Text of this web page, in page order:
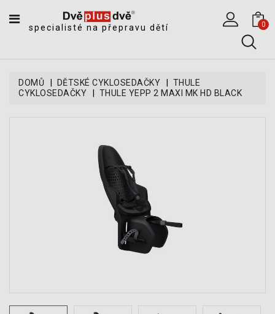
DĚTSKÉ
specialisté na přepravu dětí 0
DOMŮ DĚTSKÉ CYKLOSEDAČKY
THULE
CYKLOSEDAČKY
THULE YEPP 2 MAXI MK HD BLACK